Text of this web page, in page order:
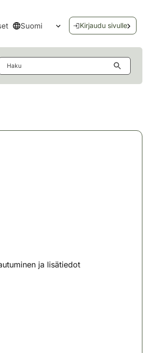
Suomi
Avaa kielivalikko
Kirjaudu sivulle
ja lisätiedot